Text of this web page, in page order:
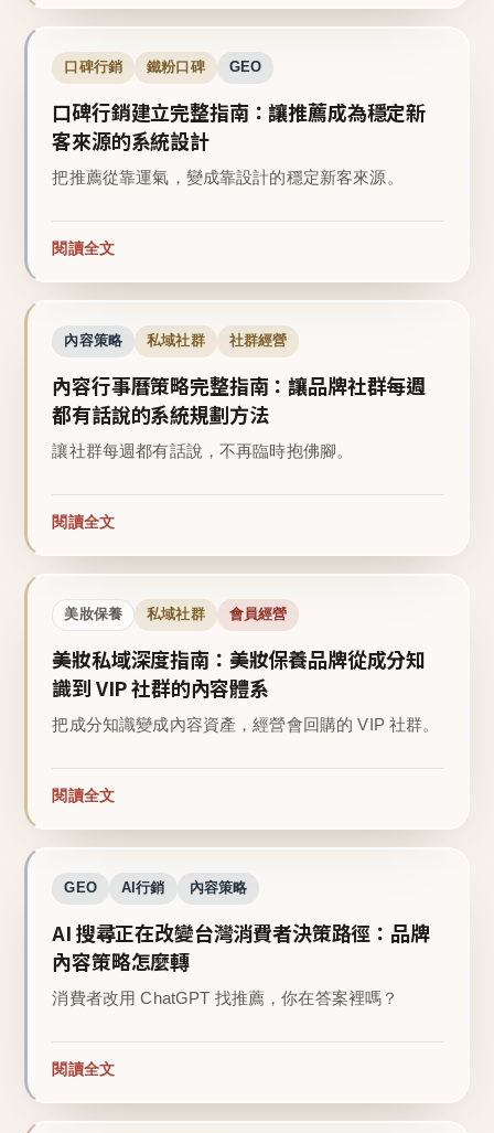
口碑行銷 鐵粉口碑 GEO
口碑行銷建立完整指南：讓推薦成為穩定新
客來源的系統設計
把推薦從靠運氣，變成靠設計的穩定新客來源。
閱讀全文
內容策略 私域社群 社群經營
內容行事曆策略完整指南：讓品牌社群每週
都有話說的系統規劃方法
讓社群每週都有話說，不再臨時抱佛腳。
閱讀全文
美妝保養 私域社群 會員經營
美妝私域深度指南：美妝保養品牌從成分知
識到 VIP 社群的內容體系
把成分知識變成內容資產，經營會回購的 VIP 社群。
閱讀全文
GEO AI行銷 內容策略
AI 搜尋正在改變台灣消費者決策路徑：品牌
內容策略怎麼轉
消費者改用 ChatGPT 找推薦，你在答案裡嗎？
閱讀全文